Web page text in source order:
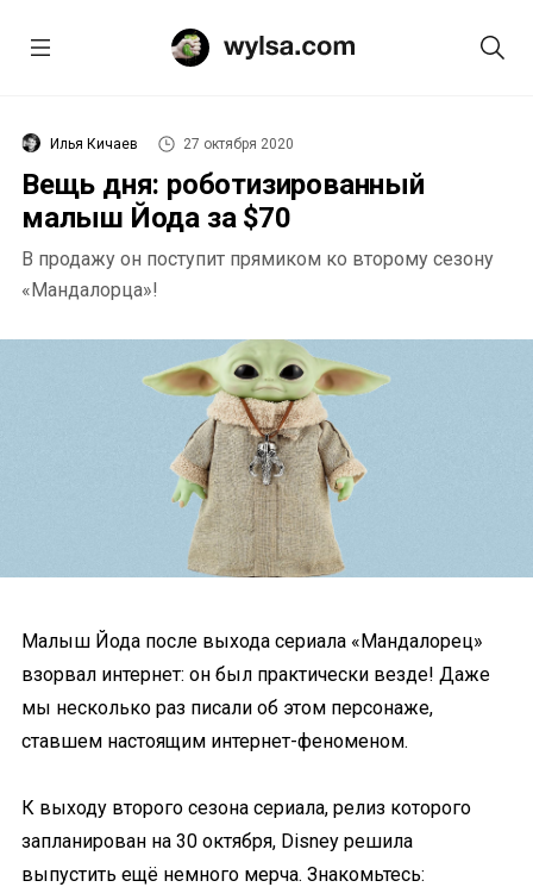
Илья Кичаев 27 октября 2020
Вещь дня: роботизированный
малыш Йода за $70
В продажу он поступит прямиком ко второму сезону
«Мандалорца»!
Малыш Йода после выхода сериала «Мандалорец»
взорвал интернет: он был практически везде! Даже
мы несколько раз писали об этом персонаже,
ставшем настоящим интернет-феноменом.
К выходу второго сезона сериала, релиз которого
запланирован на 30 октября, Disney решила
выпустить ещё немного мерча. Знакомьтесь: